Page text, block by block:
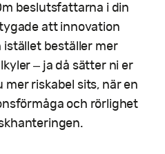
beslutsfattarna i din
att innovation
istället beställer mer
– ja då sätter ni er
riskabel sits, när en
och rörlighet